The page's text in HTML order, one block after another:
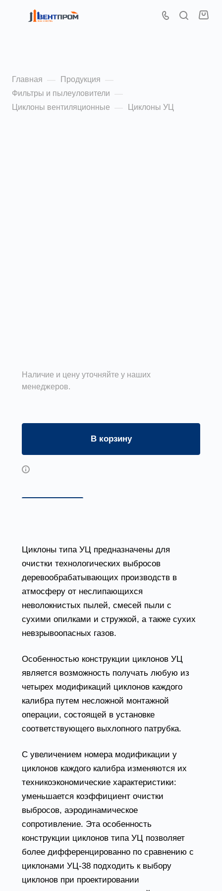
Главная — Продукция —
Фильтры и пылеуловители —
Циклоны вентиляционные — Циклоны УЦ
Наличие и цену уточняйте у наших
менеджеров.
В корзину
Циклоны типа УЦ предназначены для
очистки технологических выбросов
деревообрабатывающих производств в
атмосферу от неслипающихся
неволокнистых пылей, смесей пыли с
сухими опилками и стружкой, а также сухих
невзрывоопасных газов.
Особенностью конструкции циклонов УЦ
является возможность получать любую из
четырех модификаций циклонов каждого
калибра путем несложной монтажной
операции, состоящей в установке
соответствующего выхлопного патрубка.
С увеличением номера модификации у
циклонов каждого калибра изменяются их
техникоэкономические характеристики:
уменьшается коэффициент очистки
выбросов, аэродинамическое
сопротивление. Эта особенность
конструкции циклонов типа УЦ позволяет
более дифференцированно по сравнению с
циклонами УЦ-38 подходить к выбору
циклонов при проектировании